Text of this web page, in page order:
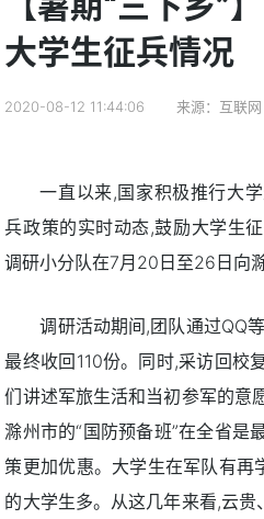
大学生征兵情况
2020-08-12 11:44:06 来源：互联网
一直以来,国家积极推行大
兵政策的实时动态,鼓励大学生
调研小分队在7月20日至26日向
调研活动期间,团队通过QQ
最终收回110份。同时,采访回校
们讲述军旅生活和当初参军的意
滁州市的“国防预备班”在全省是
策更加优惠。大学生在军队有再
的大学生多。从这几年来看,云